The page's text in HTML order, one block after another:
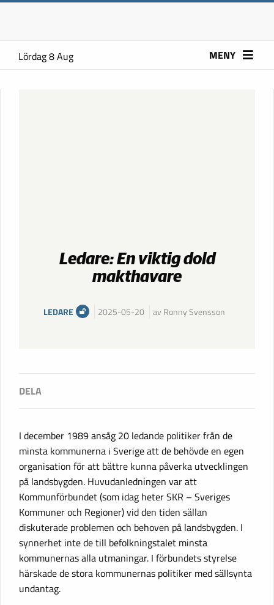
Lördag 8 Aug MENY
Ledare: En viktig dold
makthavare
LEDARE 2025-05-20 av Ronny Svensson
I december 1989 ansåg 20 ledande politiker från de
minsta kommunerna i Sverige att de behövde en egen
organisation för att bättre kunna påverka utvecklingen
på landsbygden. Huvudanledningen var att
Kommunförbundet (som idag heter SKR – Sveriges
Kommuner och Regioner) vid den tiden sällan
diskuterade problemen och behoven på landsbygden. I
synnerhet inte de till befolkningstalet minsta
kommunernas alla utmaningar. I förbundets styrelse
härskade de stora kommunernas politiker med sällsynta
undantag.